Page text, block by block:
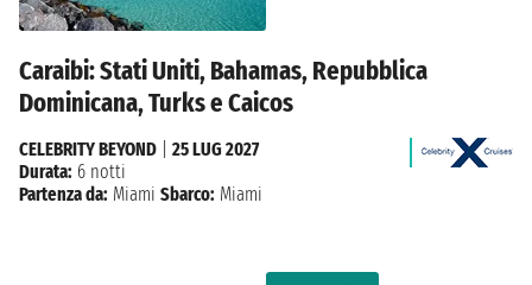
Caraibi: Stati Uniti, Bahamas, Repubblica
Dominicana, Turks e Caicos
CELEBRITY BEYOND
25 LUG 2027
Durata: 6 notti
Partenza da: Miami Sbarco: Miami